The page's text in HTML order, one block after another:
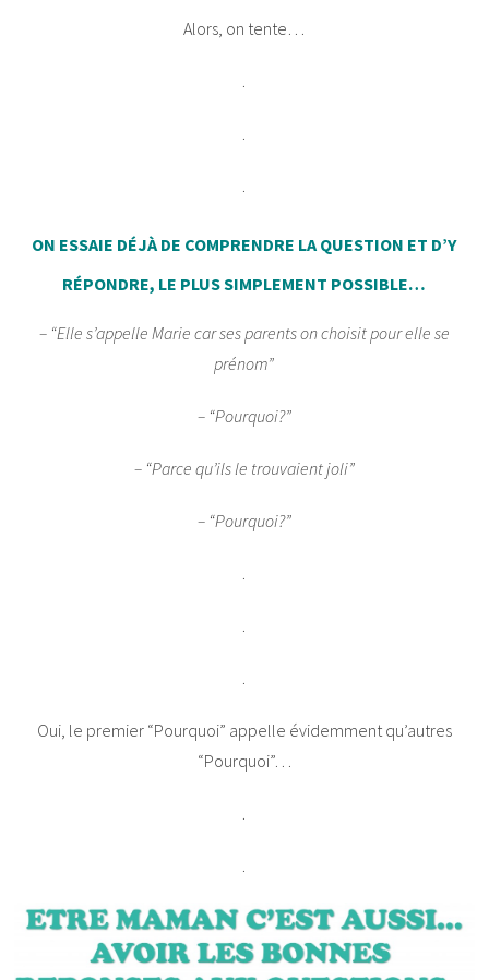
Alors, on tente…
ON ESSAIE DÉJÀ DE COMPRENDRE LA QUESTION ET D’Y
RÉPONDRE, LE PLUS SIMPLEMENT POSSIBLE…
– “Elle s’appelle Marie car ses parents on choisit pour elle se
prénom”
– “Pourquoi?”
– “Parce qu’ils le trouvaient joli”
– “Pourquoi?”
Oui, le premier “Pourquoi” appelle évidemment qu’autres
“Pourquoi”…